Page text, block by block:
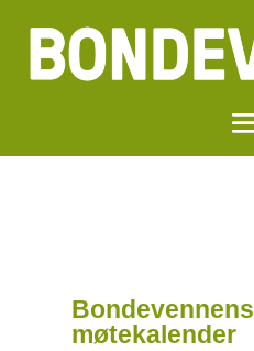
Bondevennens
møtekalender